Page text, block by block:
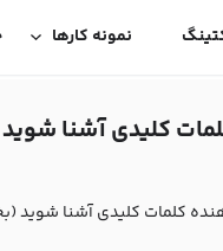
نمونه کارها
کلیدی آشنا
کلمات کلیدی آشنا